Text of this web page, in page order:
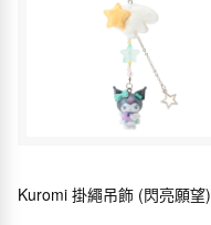
Kuromi 掛繩吊飾 (閃亮願望)